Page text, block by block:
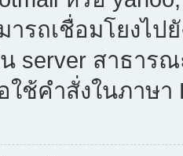
รถเชื่อมโยงไป
น server สาธาร
ใช้คำสั่งในภาษ